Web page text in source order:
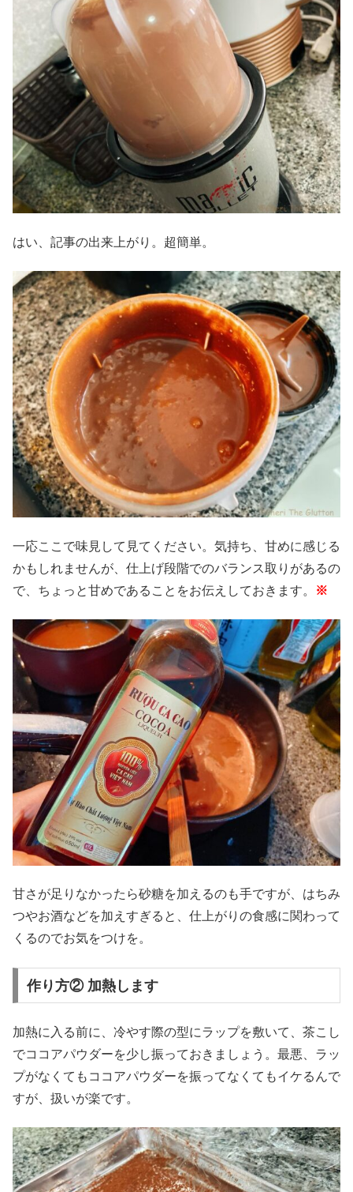
はい、記事の出来上がり。超簡単。
一応ここで味見して見てください。気持ち、甘めに感じる
かもしれませんが、仕上げ段階でのバランス取りがあるの
で、ちょっと甘めであることをお伝えしておきます。
※
甘さが足りなかったら砂糖を加えるのも手ですが、はちみ
つやお酒などを加えすぎると、仕上がりの食感に関わって
くるのでお気をつけを。
作り方② 加熱します
加熱に入る前に、冷やす際の型にラップを敷いて、茶こし
でココアパウダーを少し振っておきましょう。最悪、ラッ
プがなくてもココアパウダーを振ってなくてもイケるんで
すが、扱いが楽です。